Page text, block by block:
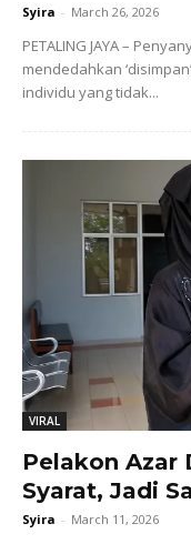
Syira - March 26, 2026
PETALING JAYA –
mendedahkan
individu yang tidak...
VIRAL
Pelakon Azar
Syarat, Jadi
Syira - March 11, 2026